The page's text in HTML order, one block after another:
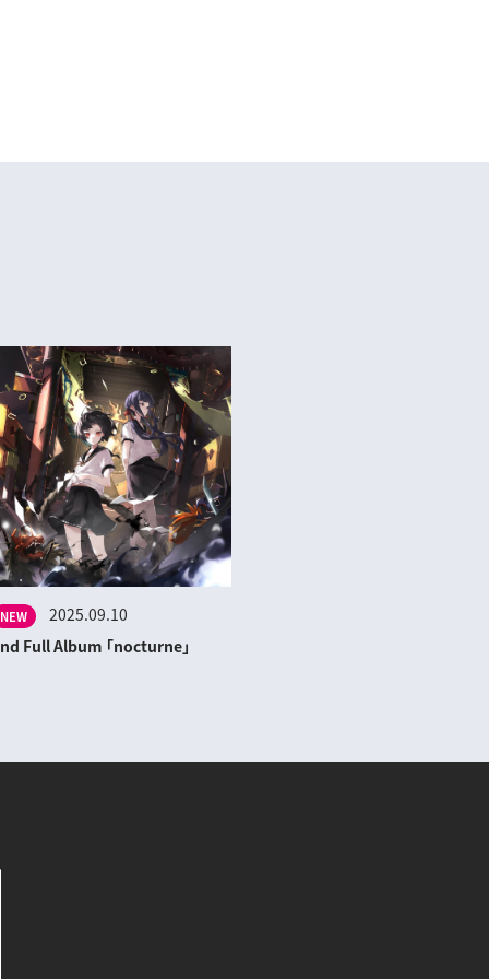
NEW
2025.09.10
Full Album 「nocturne」